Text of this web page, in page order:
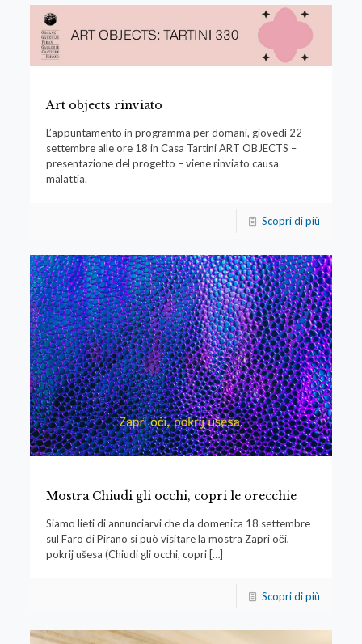
Art objects rinviato
L’appuntamento in programma per domani, giovedì 22
settembre alle ore 18 in Casa Tartini ART OBJECTS –
presentazione del progetto – viene rinviato causa
malattia.
Scopri di più
Mostra Chiudi gli occhi, copri le orecchie
Siamo lieti di annunciarvi che da domenica 18 settembre
sul Faro di Pirano si può visitare la mostra Zapri oči,
pokrij ušesa (Chiudi gli occhi, copri[…]
Scopri di più